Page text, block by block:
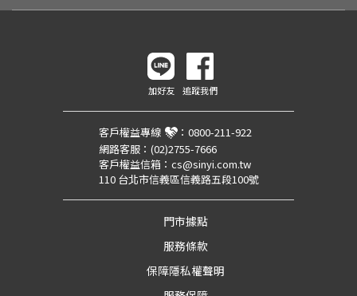
加好友 追蹤我們
客戶權益專線 ： 0800-211-922
網路客服： (02)2755-7666
客戶權益信箱： cs@sinyi.com.tw
110 台北市信義區信義路五段100號
門市據點
服務條款
保障隱私權聲明